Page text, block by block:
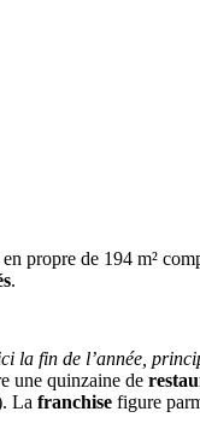
propre de 194 m²
.
la fin de l’année,
une quinzaine de
La franchise figure